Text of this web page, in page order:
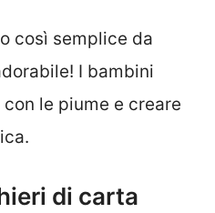
così semplice da
I bambini
le piume e creare
di carta